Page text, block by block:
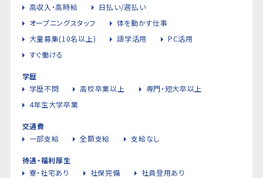
高収入・高時給
日払い/週払い
オープニングスタッフ
体を動かす仕事
大量募集(10名以上)
語学活用
PC活用
すぐ働ける
学歴
学歴不問
高校卒業以上
専門・短大卒以上
4年生大学卒業
交通費
一部支給
全額支給 支給なし
待遇・福利厚生
寮・社宅あり
社保完備
社員登用あり